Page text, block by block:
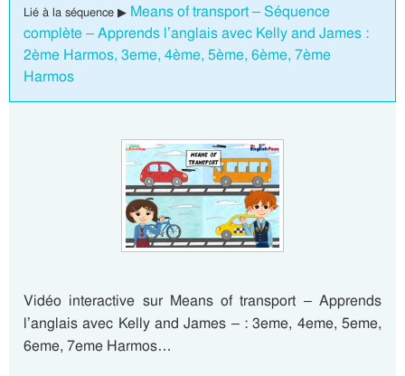
Lié à la séquence ▶ Means of transport – Séquence
complète – Apprends l’anglais avec Kelly and James :
2ème Harmos, 3eme, 4ème, 5ème, 6ème, 7ème
Harmos
Vidéo interactive sur Means of transport – Apprends
l’anglais avec Kelly and James – : 3eme, 4eme, 5eme,
6eme, 7eme Harmos…